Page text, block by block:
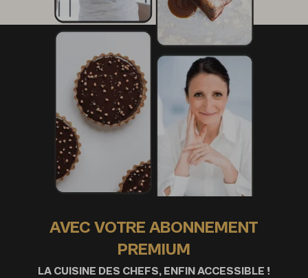
AVEC VOTRE ABONNEMENT
PREMIUM
LA CUISINE DES CHEFS, ENFIN ACCESSIBLE !